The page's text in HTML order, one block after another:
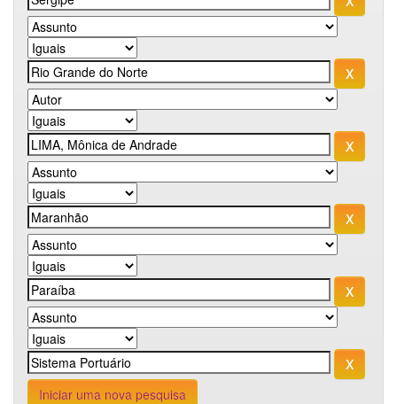
Iniciar uma nova pesquisa